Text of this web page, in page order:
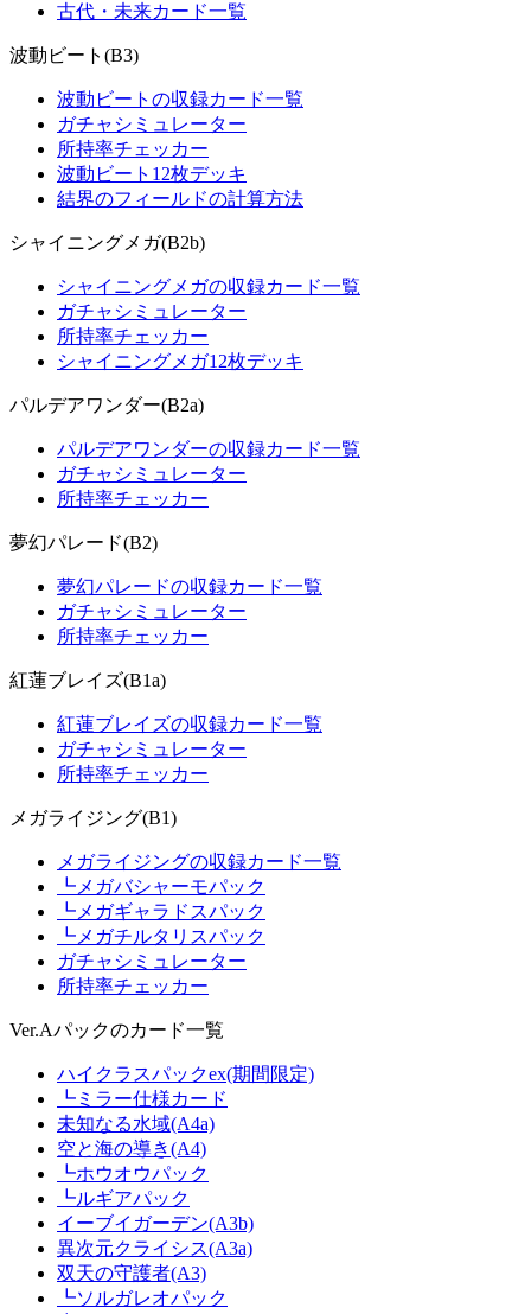
古代・未来カード一覧
波動ビート(B3)
波動ビートの収録カード一覧
ガチャシミュレーター
所持率チェッカー
波動ビート12枚デッキ
結界のフィールドの計算方法
シャイニングメガ(B2b)
シャイニングメガの収録カード一覧
ガチャシミュレーター
所持率チェッカー
シャイニングメガ12枚デッキ
パルデアワンダー(B2a)
パルデアワンダーの収録カード一覧
ガチャシミュレーター
所持率チェッカー
夢幻パレード(B2)
夢幻パレードの収録カード一覧
ガチャシミュレーター
所持率チェッカー
紅蓮ブレイズ(B1a)
紅蓮ブレイズの収録カード一覧
ガチャシミュレーター
所持率チェッカー
メガライジング(B1)
メガライジングの収録カード一覧
┗メガバシャーモパック
┗メガギャラドスパック
┗メガチルタリスパック
ガチャシミュレーター
所持率チェッカー
Ver.Aパックのカード一覧
ハイクラスパックex(期間限定)
┗ミラー仕様カード
未知なる水域(A4a)
空と海の導き(A4)
┗ホウオウパック
┗ルギアパック
イーブイガーデン(A3b)
異次元クライシス(A3a)
双天の守護者(A3)
┗ソルガレオパック